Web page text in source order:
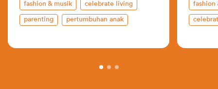
fashion & musik celebrate living
parenting pertumbuhan anak
fashion